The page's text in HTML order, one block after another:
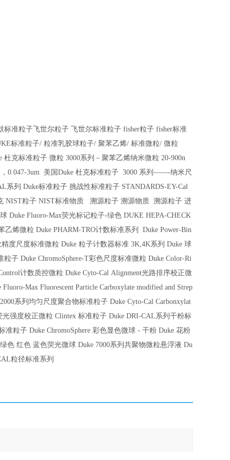
标准粒子 飞世尔粒子 飞世尔标准粒子 fisher粒子 fisher标准
标准粒子/ 粒准乳胶球粒子/ 聚苯乙烯/ 标准微粒/ 微粒
杜克标准粒子 微粒 3000系列－聚苯乙烯纳米微粒 20-900n
0.047-3um 美国 Duke 杜克标准粒子 3000 系列 ——-纳米尺
系列 Duke标准粒子 挑战性标准粒子 STANDARDS-EY-Cal
NIST粒子 NIST标准物质 溯源粒子 溯源物质 溯源粒子 进
Duke Fluoro-Max荧光标记粒子-绿色 DUKE HEPA-CHECK
乙烯微粒 Duke PHARM-TRO计数标准系列
Duke Power-Bin
精度尺度标准微粒 Duke 粒子计数器标准 3K,4K系列 Duke 球
粒子 Duke ChromoSphere-T彩色尺度标准微粒 Duke Color-Ri
计数质控微粒 Duke Cyto-Cal Alignment光路排序校正微
Max Fluorescent Particle Carboxylate modified and Strep
系列均匀尺度聚合物标准粒子 Duke Cyto-Cal Carbonxylat
光强度校正微粒 Clintex 标准粒子 Duke DRI-CAL系列干粉标
准粒子 Duke ChromoSphere 彩色显色微球 - 干粉 Duke 花粉
色 红色 蓝色荧光微球 Duke 7000系列共聚物微粒悬浮液 Du
粒径标准系列